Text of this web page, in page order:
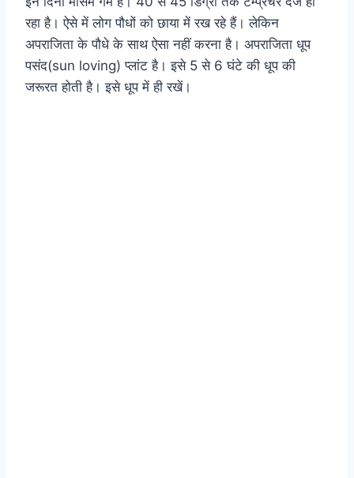
रहा है। ऐसे में लोग पौधों को छाया में रख रहे हैं। लेकिन
अपराजिता के पौधे के साथ ऐसा नहीं करना है। अपराजिता धूप
पसंद(sun loving) प्लांट है। इसे 5 से 6 घंटे की धूप की
जरूरत होती है। इसे धूप में ही रखें।